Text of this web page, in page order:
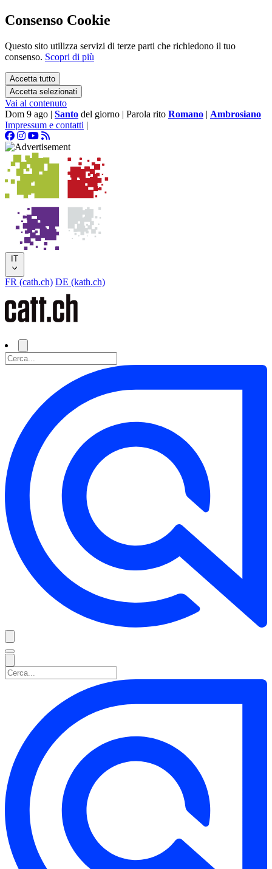
Consenso Cookie
Questo sito utilizza servizi di terze parti che richiedono il tuo
consenso. Scopri di più
Accetta tutto
Accetta selezionati
Vai al contenuto
Dom 9 ago | Santo del giorno | Parola rito Romano | Ambrosiano
Impressum e contatti |
IT
FR (cath.ch) DE (kath.ch)